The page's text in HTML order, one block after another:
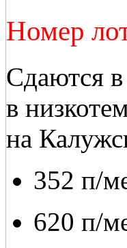
Номер
Сдаются
в
на
352 п/
620 п/